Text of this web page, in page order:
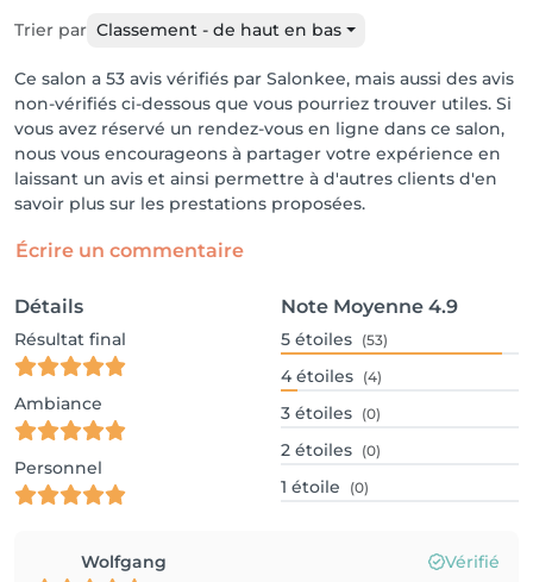
Trier par Classement - de haut en bas
Ce salon a 53 avis vérifiés par Salonkee, mais aussi des avis
non-vérifiés ci-dessous que vous pourriez trouver utiles. Si
vous avez réservé un rendez-vous en ligne dans ce salon,
nous vous encourageons à partager votre expérience en
laissant un avis et ainsi permettre à d'autres clients d'en
savoir plus sur les prestations proposées.
Écrire un commentaire
Détails
Résultat final
Ambiance
Personnel
Note Moyenne 4.9
5 étoiles (53)
4 étoiles (4)
3 étoiles (0)
2 étoiles (0)
1 étoile (0)
Wolfgang Vérifié